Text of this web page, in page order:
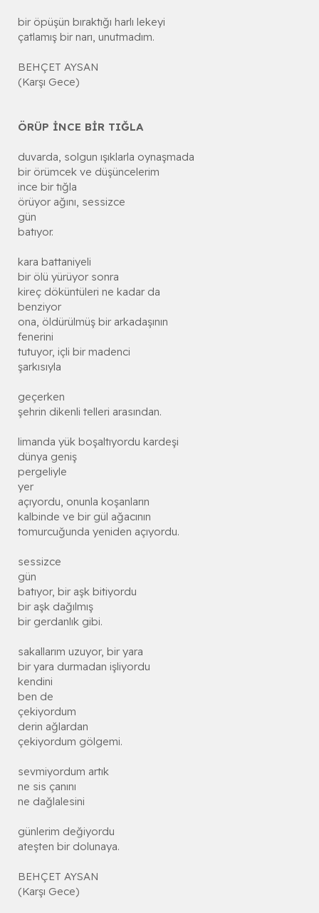
bir öpüşün bıraktığı harlı lekeyi
çatlamış bir narı, unutmadım.
BEHÇET AYSAN
(Karşı Gece)
ÖRÜP İNCE BİR TIĞLA
duvarda, solgun ışıklarla oynaşmada
bir örümcek ve düşüncelerim
ince bir tığla
örüyor ağını, sessizce
gün
batıyor.
kara battaniyeli
bir ölü yürüyor sonra
kireç döküntüleri ne kadar da
benziyor
ona, öldürülmüş bir arkadaşının
fenerini
tutuyor, içli bir madenci
şarkısıyla
geçerken
şehrin dikenli telleri arasından.
limanda yük boşaltıyordu kardeşi
dünya geniş
pergeliyle
yer
açıyordu, onunla koşanların
kalbinde ve bir gül ağacının
tomurcuğunda yeniden açıyordu.
sessizce
gün
batıyor, bir aşk bitiyordu
bir aşk dağılmış
bir gerdanlık gibi.
sakallarım uzuyor, bir yara
bir yara durmadan işliyordu
kendini
ben de
çekiyordum
derin ağlardan
çekiyordum gölgemi.
sevmiyordum artık
ne sis çanını
ne dağlalesini
günlerim değiyordu
ateşten bir dolunaya.
BEHÇET AYSAN
(Karşı Gece)